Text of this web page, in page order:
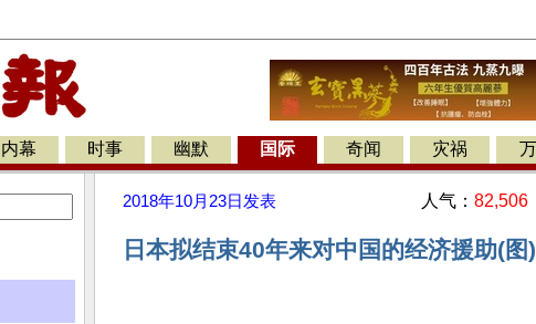
内幕 时事 幽默 国际 奇闻 灾祸
2018年10月23日 发表 人气： 82,506
日本拟结束40年来对中国的经济援助(图)